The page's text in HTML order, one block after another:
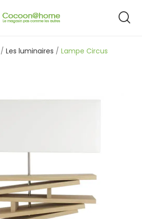
Les luminaires Lampe Circus